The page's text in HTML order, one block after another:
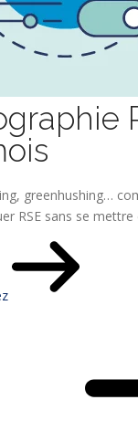
greenhushing…
RSE sans se mettre